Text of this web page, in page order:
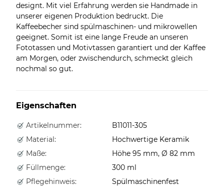
designt. Mit viel Erfahrung werden sie Handmade in
unserer eigenen Produktion bedruckt. Die
Kaffeebecher sind spülmaschinen- und mikrowellen
geeignet. Somit ist eine lange Freude an unseren
Fototassen und Motivtassen garantiert und der Kaffee
am Morgen, oder zwischendurch, schmeckt gleich
nochmal so gut.
Eigenschaften
Artikelnummer:
B11011-305
Material:
Hochwertige Keramik
Maße:
Höhe 95 mm, Ø 82 mm
Füllmenge:
300 ml
Pflegehinweis:
Spülmaschinenfest